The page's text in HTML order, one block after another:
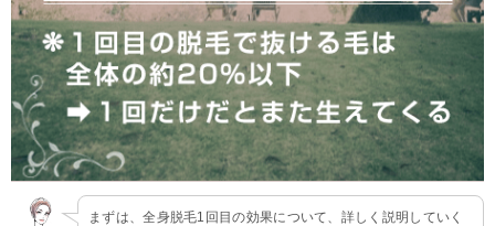
まずは、全身脱毛1回目の効果について、詳しく説明していく